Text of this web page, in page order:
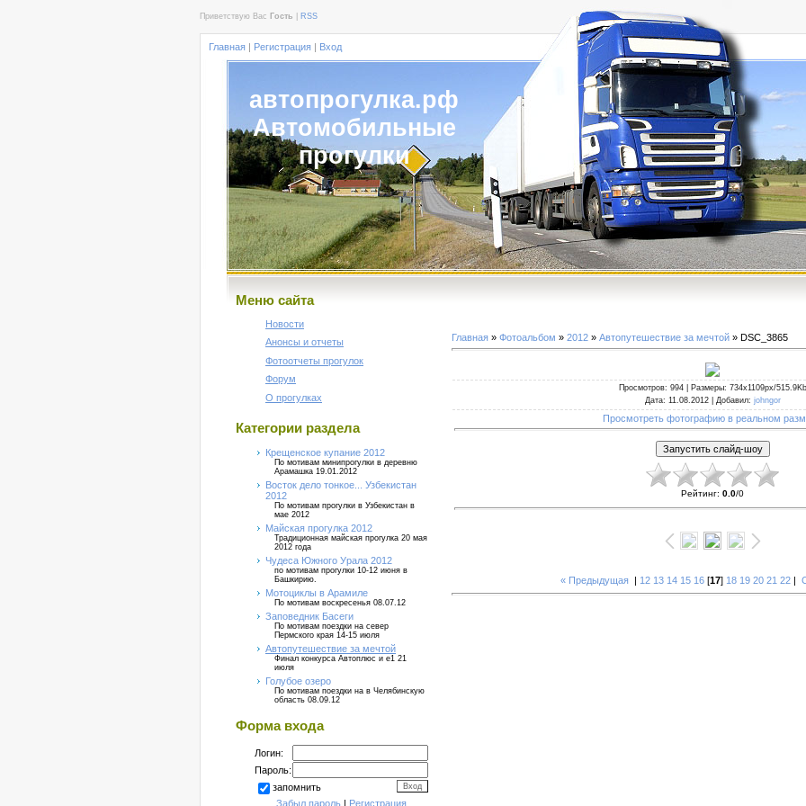
Приветствую Вас Гость RSS
Главная | Регистрация | Вход
автопрогулка.рф
Автомобильные
прогулки
Меню сайта
Новости
Анонсы и отчеты
Фотоотчеты прогулок
Форум
О прогулках
Категории раздела
Крещенское купание 2012
По мотивам минипрогулки в деревню
Арамашка 19.01.2012
Восток дело тонкое... Узбекистан
2012
По мотивам прогулки в Узбекистан в
мае 2012
Майская прогулка 2012
Традиционная майская прогулка 20 мая
2012 года
Чудеса Южного Урала 2012
по мотивам прогулки 10-12 июня в
Башкирию.
Мотоциклы в Арамиле
По мотивам воскресенья 08.07.12
Заповедник Басеги
По мотивам поездки на север
Пермского края 14-15 июля
Автопутешествие за мечтой
Финал конкурса Автоплюс и е1 21
июля
Голубое озеро
По мотивам поездки на в Челябинскую
область 08.09.12
Форма входа
Логин:
Пароль:
запомнить
Забыл пароль | Регистрация
Главная » Фотоальбом » 2012 » Автопутешествие за мечтой » DSC_3865
Просмотров: 994 | Размеры: 734x1109px/515.9Kb
Дата: 11.08.2012 | Добавил: johngor
Просмотреть фотографию в реальном
Рейтинг: 0.0/0
« Предыдущая | 12 13 14 15 16 [17] 18 19 20 21 22 |